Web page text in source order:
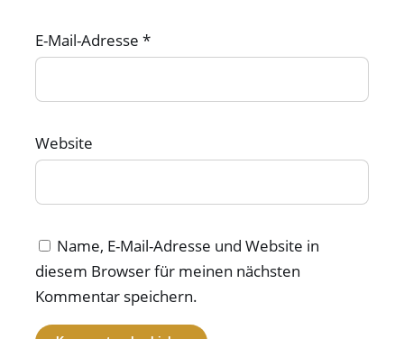
E-Mail-Adresse*
Website
Name, E-Mail-Adresse und Website in
diesem Browser für meinen nächsten
Kommentar speichern.